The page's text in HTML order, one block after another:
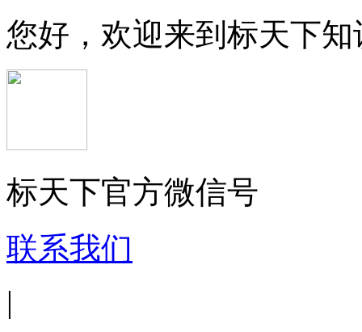
您好，欢迎来到标天下
标天下官方微信号
联系我们
|